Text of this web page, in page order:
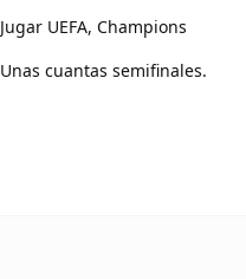
Jugar UEFA, Champions
Unas cuantas semifinales.